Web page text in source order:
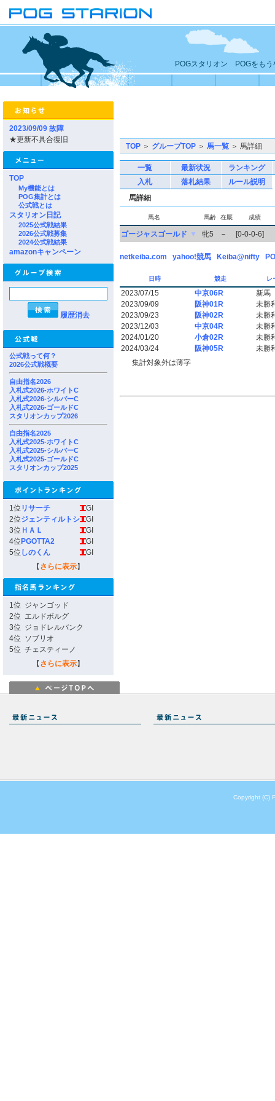
POGスタリオン POGをもう
2023/09/09 故障
★更新不具合復旧
TOP
My機能とは
POG集計とは
公式戦とは
スタリオン日記
2025公式戦結果
2026公式戦募集
2024公式戦結果
amazonキャンペーン
履歴消去
公式戦って何？
2026公式戦概要
自由指名2026
入札式2026-ホワイトC
入札式2026-シルバーC
入札式2026-ゴールドC
スタリオンカップ2026
自由指名2025
入札式2025-ホワイトC
入札式2025-シルバーC
入札式2025-ゴールドC
スタリオンカップ2025
1位 リサーチ
GI
2位ジェンティルトシ
GI
3位 ＨＡＬ
GI
4位 PGOTTA2
GI
5位 しのくん
GI
【 さらに表示】
1位 ジャンゴッド
2位 エルドボルグ
3位 ジョドレルバンク
4位 ソブリオ
5位 チェスティーノ
【 さらに表示】
TOP ＞ グループTOP ＞ 馬一覧 ＞ 馬詳細
一覧 最新状況
ランキング
入札
落札結果
ルール説明
馬詳細
馬名 馬齢 在厩 成績
ゴージャスゴールド ▼ 牝5 － [0-0-0-6]
netkeiba.com yahoo!競馬 Keiba@nifty
日時 競走 レ
2023/07/15 中京06R
新馬
2023/09/09
阪神01R
未勝
2023/09/23
阪神02R
未勝
2023/12/03
中京04R
未勝
2024/01/20
小倉02R
未勝
2024/03/24
阪神05R
未勝
集計対象外は薄字
Copyright (C)